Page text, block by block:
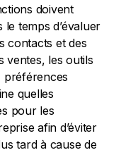
doivent
temps d’évaluer
contacts et des
ventes, les outils
préférences
quelles
pour les
afin d’éviter
tard à cause de